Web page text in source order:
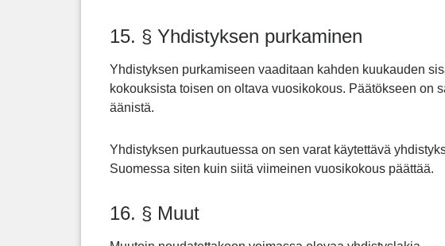
15. § Yhdistyksen purkaminen
Yhdistyksen purkamiseen vaaditaan kahden kuukauden
kokouksista toisen on oltava vuosikokous. Päätökseen on
äänistä.
Yhdistyksen purkautuessa on sen varat käytettävä
Suomessa siten kuin siitä viimeinen vuosikokous päättää.
16. § Muut